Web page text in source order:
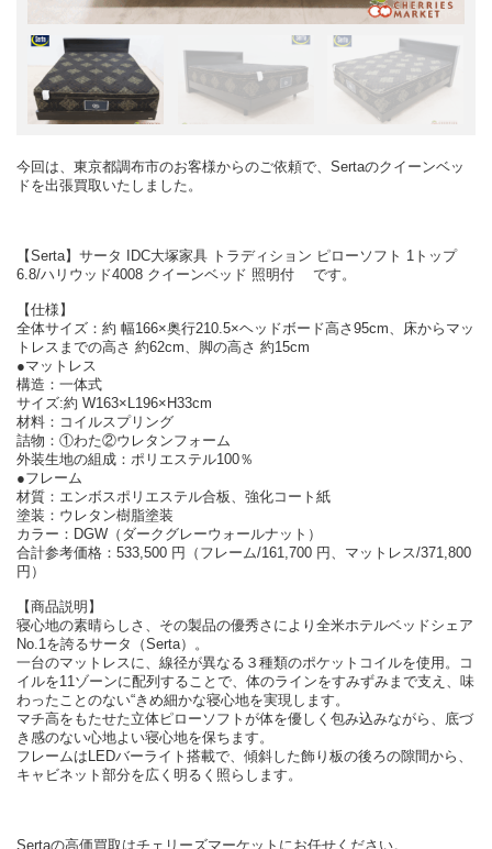
今回は、東京都調布市のお客様からのご依頼で、Sertaのクイーンベッ
ドを出張買取いたしました。
【Serta】サータ IDC大塚家具 トラディション ピローソフト 1トップ
6.8/ハリウッド4008 クイーンベッド 照明付 です。
【仕様】
全体サイズ：約 幅166×奥行210.5×ヘッドボード高さ95cm、床からマッ
トレスまでの高さ 約62cm、脚の高さ 約15cm
●マットレス
構造：一体式
サイズ:約 W163×L196×H33cm
材料：コイルスプリング
詰物：①わた②ウレタンフォーム
外装生地の組成：ポリエステル100％
●フレーム
材質：エンボスポリエステル合板、強化コート紙
塗装：ウレタン樹脂塗装
カラー：DGW（ダークグレーウォールナット）
合計参考価格：533,500 円（フレーム/161,700 円、マットレス/371,800
円）
【商品説明】
寝心地の素晴らしさ、その製品の優秀さにより全米ホテルベッドシェア
No.1を誇るサータ（Serta）。
一台のマットレスに、線径が異なる３種類のポケットコイルを使用。コ
イルを11ゾーンに配列することで、体のラインをすみずみまで支え、味
わったことのない“きめ細かな寝心地を実現します。
マチ高をもたせた立体ピローソフトが体を優しく包み込みながら、底づ
き感のない心地よい寝心地を保ちます。
フレームはLEDバーライト搭載で、傾斜した飾り板の後ろの隙間から、
キャビネット部分を広く明るく照らします。
Sertaの高価買取はチェリーズマーケットにお任せください。